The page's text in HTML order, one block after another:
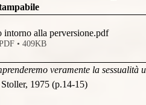
intorno alla perversione.pdf
• 409KB
veramente la sessualità
1975 (p.14-15)